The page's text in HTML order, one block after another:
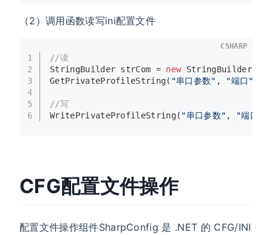
（2）调用函数读写ini配置文件
1
2
3
4
5
6
//读
StringBuilder strCom = new StringBuilder(
GetPrivateProfileString( "串口参数" , "端口"
//写
WritePrivateProfileString( "串口参数" , "端口"
CSHARP
CFG配置文件操作
配置文件操作组件SharpConfig 是 .NET 的 CFG/INI